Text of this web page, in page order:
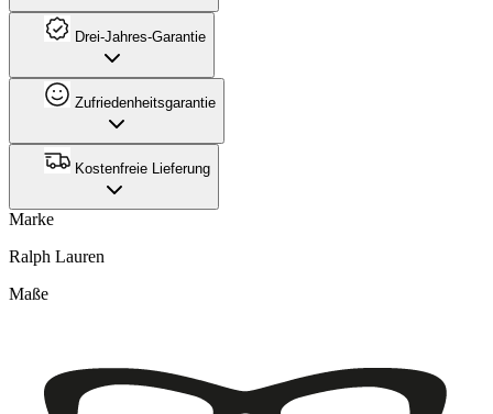
Drei-Jahres-Garantie
Zufriedenheitsgarantie
Kostenfreie Lieferung
Marke
Ralph Lauren
Maße